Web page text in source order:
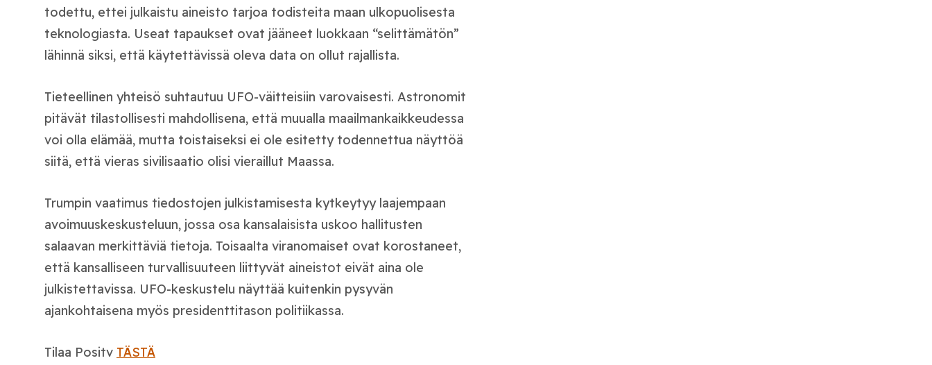
todettu, ettei julkaistu aineisto tarjoa todisteita maan ulkopuolisesta
teknologiasta. Useat tapaukset ovat jääneet luokkaan “selittämätön”
lähinnä siksi, että käytettävissä oleva data on ollut rajallista.
Tieteellinen yhteisö suhtautuu UFO-väitteisiin varovaisesti. Astronomit
pitävät tilastollisesti mahdollisena, että muualla maailmankaikkeudessa
voi olla elämää, mutta toistaiseksi ei ole esitetty todennettua näyttöä
siitä, että vieras sivilisaatio olisi vieraillut Maassa.
Trumpin vaatimus tiedostojen julkistamisesta kytkeytyy laajempaan
avoimuuskeskusteluun, jossa osa kansalaisista uskoo hallitusten
salaavan merkittäviä tietoja. Toisaalta viranomaiset ovat korostaneet,
että kansalliseen turvallisuuteen liittyvät aineistot eivät aina ole
julkistettavissa. UFO-keskustelu näyttää kuitenkin pysyvän
ajankohtaisena myös presidenttitason politiikassa.
Tilaa Positv TÄSTÄ